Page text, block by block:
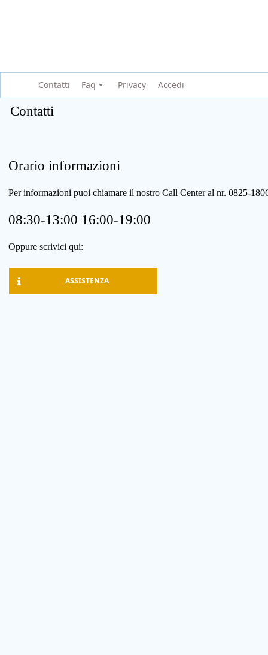
Contatti Faq Privacy Accedi
Contatti
Orario informazioni
Per informazioni puoi chiamare il nostro Call Center al nr. 0825-
08:30-13:00 16:00-19:00
Oppure scrivici qui:
ASSISTENZA